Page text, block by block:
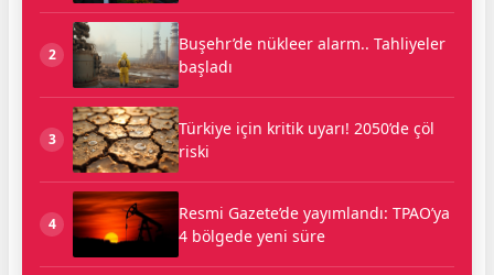
2
Buşehr’de nükleer alarm.. Tahliyeler
başladı
3
Türkiye için kritik uyarı! 2050’de çöl
riski
4
Resmi Gazete’de yayımlandı: TPAO’ya
4 bölgede yeni süre